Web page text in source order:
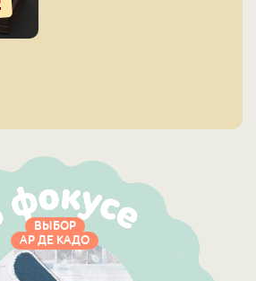
ВЫБОР
АР ДЕ КАДО